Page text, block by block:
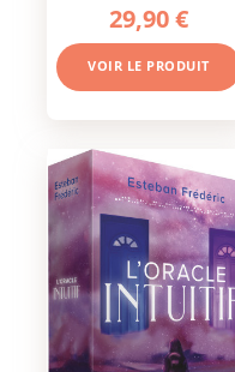
29,90 €
VOIR LE PRODUIT